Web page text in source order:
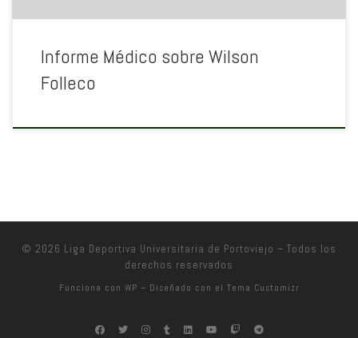
Informe Médico sobre Wilson
Folleco
© 2026 Liga Deportiva Universitaria de Portoviejo – Todos los
derechos reservados
Funciona con WP – Diseñado con el Tema Customizr